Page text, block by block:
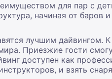
для пар с
начиная от баров и
лучшим дайвингом.
Приезжие гости
доступен как
и взять